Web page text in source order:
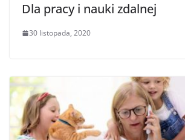
Dla pracy i nauki zdalnej
30 listopada, 2020